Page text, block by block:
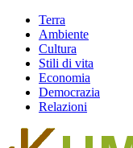
Terra
Ambiente
Cultura
Stili di vita
Economia
Democrazia
Relazioni